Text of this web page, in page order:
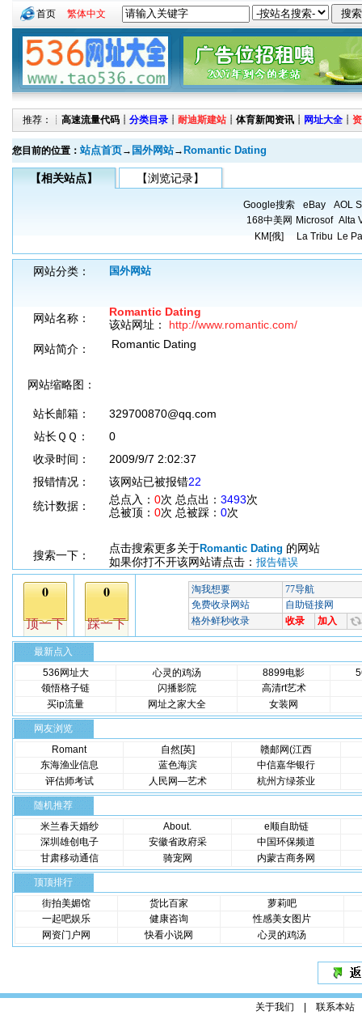
首页 繁体中文
推荐：┊ 高速流量代码 ┊ 分类目录 ┊ 耐迪斯建站 ┊ 体育新闻资讯 ┊ 网址大全 ┊
您目前的位置： 站点首页→ 国外网站→ Romantic Dating
【相关站点】 【浏览记录】
Google搜索 eBay
AOL
168中美网 Microsof Alta
KM[俄]
La Tribu Le
网站分类： 国外网站
网站名称：
Romantic Dating
该站网址： http://www.romantic.com/
网站简介：
Romantic Dating
网站缩略图：
站长邮箱：
329700870@qq.com
站长ＱＱ：
0
收录时间：
2009/9/7 2:02:37
报错情况：
该网站已被报错22
统计数据：
总点入： 0次 总点出： 3493次
总被顶： 0次 总被踩： 0次
搜索一下：
点击搜索更多关于Romantic Dating 的网站
如果你打不开该网站请点击： 报告错误
最新点入
536网址大
心灵的鸡汤 8899电影
领悟格子链
闪播影院
高清rt艺术
买ip流量
网址之家大全 女装网
网友浏览
Romant
自然[英]
赣邮网(江西
东海渔业信息
蓝色海滨
中信嘉华银行
评估师考试
人民网—艺术 杭州方绿茶业
随机推荐
米兰春天婚纱
About.
e顺自助链
深圳雄创电子
安徽省政府采
中国环保频道
甘肃移动通信
骑宠网 内蒙古商务网
顶顶排行
街拍美媚馆
货比百家
萝莉吧
一起吧娱乐
健康咨询
性感美女图片
网资门户网
快看小说网 心灵的鸡汤
关于我们 | 联系本站